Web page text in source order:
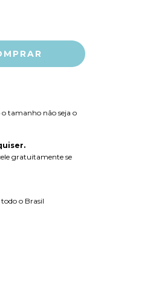
tamanho não seja o
gratuitamente se
o Brasil